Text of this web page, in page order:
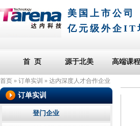
美国上市公司
亿元级外企IT
首 页 源于北美 高端课程
首页 » 订单实训 » 达内深度人才合作企业
订单实训
登门企业